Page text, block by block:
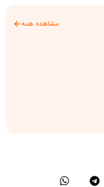
مشاهده همه